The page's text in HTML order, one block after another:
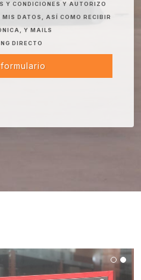
Y CONDICIONES Y AUTORIZO
DATOS, ASÍ COMO RECIBIR
Y MAILS
DIRECTO